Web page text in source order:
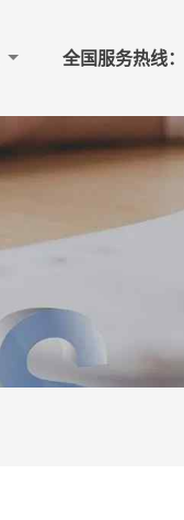
全国服务热线：